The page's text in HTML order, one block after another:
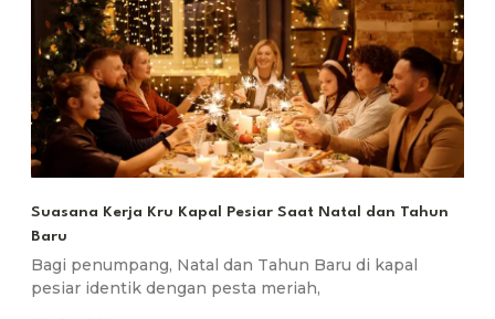
Suasana Kerja Kru Kapal Pesiar Saat Natal dan Tahun
Baru
Bagi penumpang, Natal dan Tahun Baru di kapal
pesiar identik dengan pesta meriah,